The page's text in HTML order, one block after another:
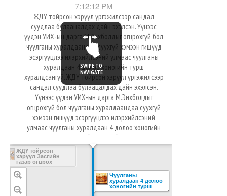
7:12:12 PM
ЖДҮ тойрсон хэрүүл үргэжилсээр сандал
суудлаа булаацалдах дайн эхэлсэн. Үүнээс
үүдэн УИХ-ын дарга М.Энхболдыг огцрохгүй бол
чуулганы хуралдаандаа суухгүй хэмээн гишүүд
эсэргүүцлээ илэрхийлсэний улмаас чуулганы
хуралдаан 4 долоо хоногийн турш
хуралдсангүй. ЖДҮ тойрсон хэрүүл үргэжилсээр
сандал суудлаа булаацалдах дайн эхэлсэн.
Үүнээс үүдэн УИХ-ын дарга М.Энхболдыг
огцрохгүй бол чуулганы хуралдаандаа суухгүй
хэмээн гишүүд эсэргүүцлээ илэрхийлсэний
улмаас чуулганы хуралдаан 4 долоо хоногийн
турш хуралдсангүй. ЖДҮ тойрсон хэрүүл
үргэжилсээр сандал суудлаа булаацалдах дайн
эхэлсэн. Үүнээс үүдэн УИХ-ын дарга
М.Энхболдыг огцрохгүй бол чуулганы
хуралдаандаа суухгүй хэмээн гишүүд
эсэргүүцлээ илэрхийлсэний улмаас чуулганы
SWIPE TO
NAVIGATE
ЖДҮ тойрсон
хэрүүл Засгийн
газар огцрох
асуудлыг дагуулав
Чуулганы
хуралдаан 4 долоо
хоногийн турш
хуралдсангүй